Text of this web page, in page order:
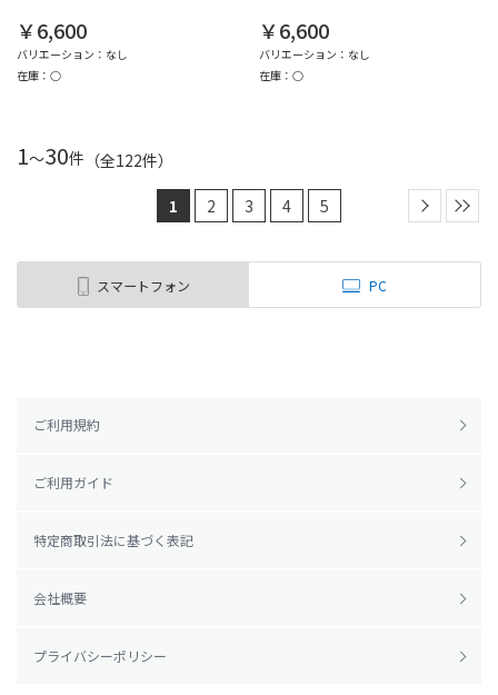
￥6,600
バリエーション：なし
在庫：○
￥6,600
バリエーション：なし
在庫：○
1～30件 （全122件）
1 2 3 4 5
スマートフォン PC
ご利用規約
ご利用ガイド
特定商取引法に基づく表記
会社概要
プライバシーポリシー